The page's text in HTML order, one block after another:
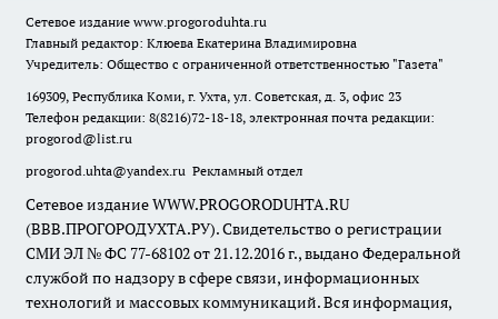
Сетевое издание www.progoroduhta.ru
Главный редактор: Клюева Екатерина Владимировна
Учредитель: Общество с ограниченной ответственностью "Газета"
169309, Республика Коми, г. Ухта, ул. Советская, д. 3, офис 23
Телефон редакции: 8(8216)72-18-18, электронная почта редакции:
progorod@list.ru
progorod.uhta@yandex.ru Рекламный отдел
Сетевое издание WWW.PROGORODUHTA.RU
(ВВВ.ПРОГОРОДУХТА.РУ). Свидетельство о регистрации
СМИ ЭЛ № ФС 77-68102 от 21.12.2016 г., выдано Федеральной
службой по надзору в сфере связи, информационных
технологий и массовых коммуникаций. Вся информация,